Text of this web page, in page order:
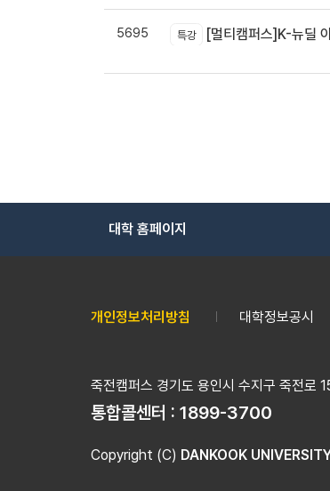
5695 특강 [멀티캠퍼스]K-뉴딜
대학 홈페이지
개인정보처리방침 대학정보공시
죽전캠퍼스 경기도 용인시 수지구 죽전
통합콜센터 : 1899-3700
Copyright (C) DANKOOK